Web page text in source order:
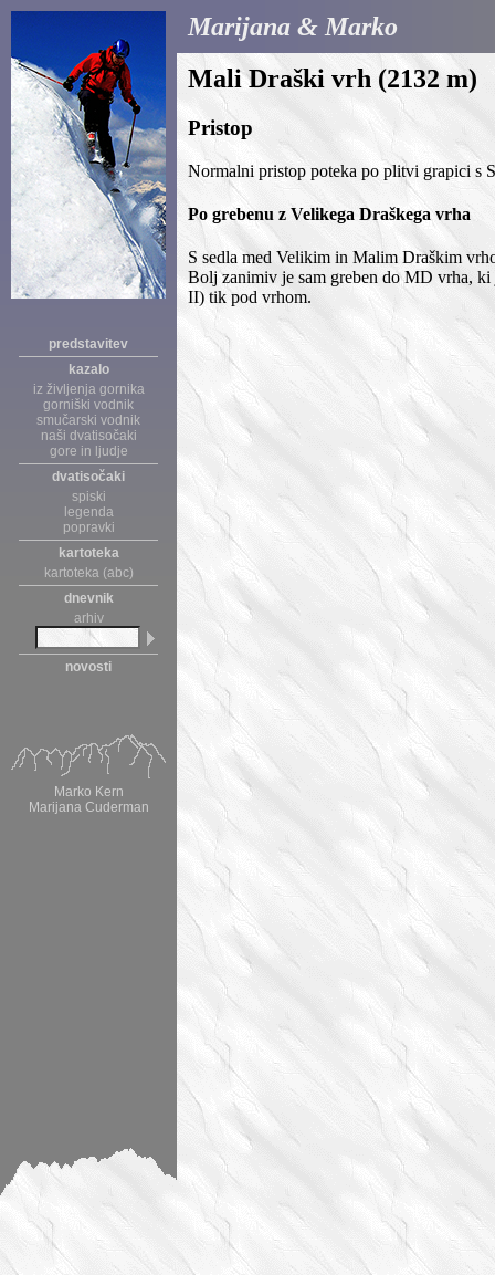
predstavitev
kazalo
iz življenja gornika
gorniški vodnik
smučarski vodnik
naši dvatisočaki
gore in ljudje
dvatisočaki
spiski
legenda
popravki
kartoteka
kartoteka (abc)
dnevnik
arhiv
novosti
Marko Kern
Marijana Cuderman
Marijana & Marko
Mali Draški vrh (2132 m)
Pristop
Normalni pristop poteka po plitvi grapici s
Po grebenu z Velikega Draškega vrha
S sedla med Velikim in Malim Draškim
Bolj zanimiv je sam greben do MD vrha,
II) tik pod vrhom.